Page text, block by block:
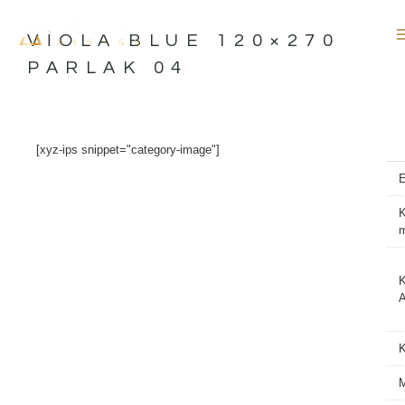
VIOLA BLUE 120×270
PARLAK 04
[xyz-ips snippet="category-image"]